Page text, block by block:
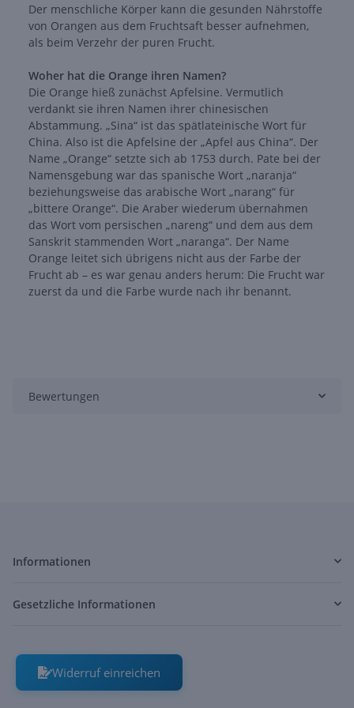
Der menschliche Körper kann die gesunden Nährstoffe
von Orangen aus dem Fruchtsaft besser aufnehmen,
als beim Verzehr der puren Frucht.
Woher hat die Orange ihren Namen?
Die Orange hieß zunächst Apfelsine. Vermutlich
verdankt sie ihren Namen ihrer chinesischen
Abstammung. „Sina“ ist das spätlateinische Wort für
China. Also ist die Apfelsine der „Apfel aus China“. Der
Name „Orange“ setzte sich ab 1753 durch. Pate bei der
Namensgebung war das spanische Wort „naranja“
beziehungsweise das arabische Wort „narang“ für
„bittere Orange“. Die Araber wiederum übernahmen
das Wort vom persischen „nareng“ und dem aus dem
Sanskrit stammenden Wort „naranga“. Der Name
Orange leitet sich übrigens nicht aus der Farbe der
Frucht ab – es war genau anders herum: Die Frucht war
zuerst da und die Farbe wurde nach ihr benannt.
Bewertungen
Informationen
Gesetzliche Informationen
Widerruf einreichen